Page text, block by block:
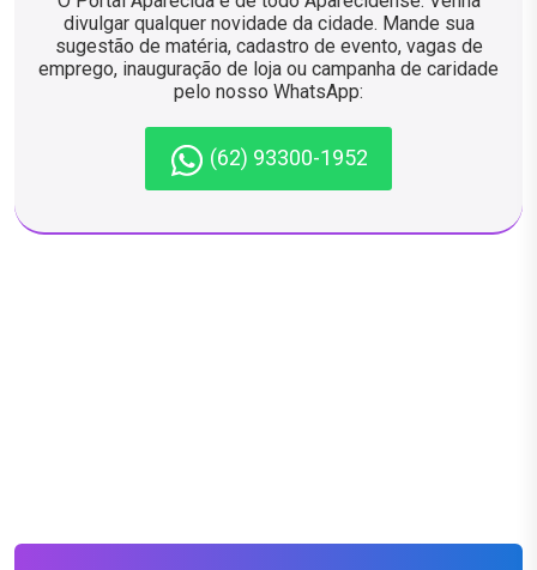
divulgar qualquer novidade da cidade. Mande sua
sugestão de matéria, cadastro de evento, vagas de
emprego, inauguração de loja ou campanha de caridade
pelo nosso WhatsApp:
(62) 93300-1952